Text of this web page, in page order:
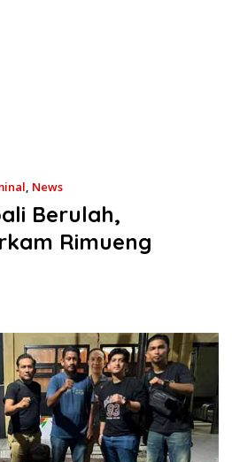
, News
Berulah,
Rimueng